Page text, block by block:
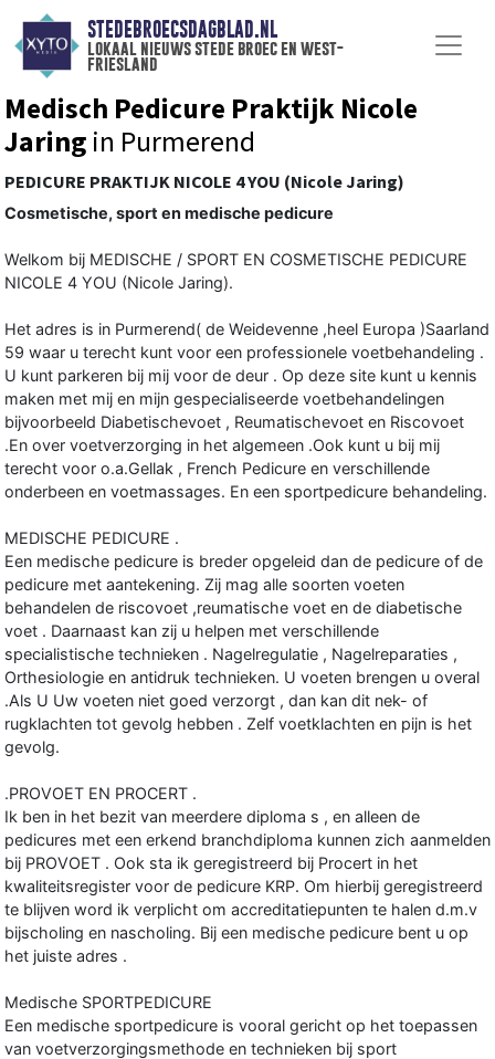
STEDEBROECSDAGBLAD.NL
lokaal nieuws stede broec en west-
friesland
Medisch Pedicure Praktijk Nicole
Jaring in Purmerend
PEDICURE PRAKTIJK NICOLE 4 YOU (Nicole Jaring)
Cosmetische, sport en medische pedicure
Welkom bij MEDISCHE / SPORT EN COSMETISCHE PEDICURE
NICOLE 4 YOU (Nicole Jaring).
Het adres is in Purmerend( de Weidevenne ,heel Europa )Saarland
59 waar u terecht kunt voor een professionele voetbehandeling .
U kunt parkeren bij mij voor de deur . Op deze site kunt u kennis
maken met mij en mijn gespecialiseerde voetbehandelingen
bijvoorbeeld Diabetischevoet , Reumatischevoet en Riscovoet
.En over voetverzorging in het algemeen .Ook kunt u bij mij
terecht voor o.a.Gellak , French Pedicure en verschillende
onderbeen en voetmassages. En een sportpedicure behandeling.
MEDISCHE PEDICURE .
Een medische pedicure is breder opgeleid dan de pedicure of de
pedicure met aantekening. Zij mag alle soorten voeten
behandelen de riscovoet ,reumatische voet en de diabetische
voet . Daarnaast kan zij u helpen met verschillende
specialistische technieken . Nagelregulatie , Nagelreparaties ,
Orthesiologie en antidruk technieken. U voeten brengen u overal
.Als U Uw voeten niet goed verzorgt , dan kan dit nek- of
rugklachten tot gevolg hebben . Zelf voetklachten en pijn is het
gevolg.
.PROVOET EN PROCERT .
Ik ben in het bezit van meerdere diploma s , en alleen de
pedicures met een erkend branchdiploma kunnen zich aanmelden
bij PROVOET . Ook sta ik geregistreerd bij Procert in het
kwaliteitsregister voor de pedicure KRP. Om hierbij geregistreerd
te blijven word ik verplicht om accreditatiepunten te halen d.m.v
bijscholing en nascholing. Bij een medische pedicure bent u op
het juiste adres .
Medische SPORTPEDICURE
Een medische sportpedicure is vooral gericht op het toepassen
van voetverzorgingsmethode en technieken bij sport